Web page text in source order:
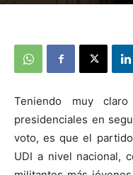
Teniendo muy
presidenciales en
voto, es que el
UDI a nivel nacional,